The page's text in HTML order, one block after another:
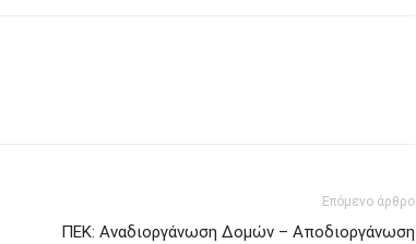
Επόμενο άρθρο
ΠΕΚ: Αναδιοργάνωση Δομών – Αποδιοργάνωση